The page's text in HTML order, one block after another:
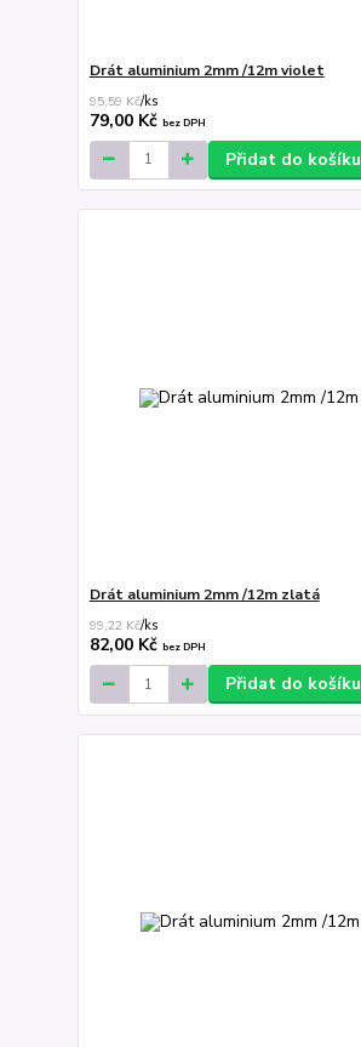
Drát aluminium 2mm /12m violet
95,59 Kč/ks
79,00 Kč bez DPH
Přidat do košíku
Drát aluminium 2mm /12m zlatá
99,22 Kč/ks
82,00 Kč bez DPH
Přidat do košíku